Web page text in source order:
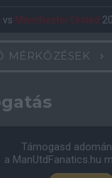
vs Manchester United
MÉRKŐZÉSEK
Támogasd
a ManUtdFanatics.hu